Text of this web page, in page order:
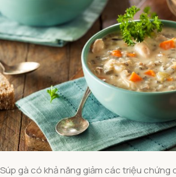
Súp gà có khả năng giảm các triệu chứng